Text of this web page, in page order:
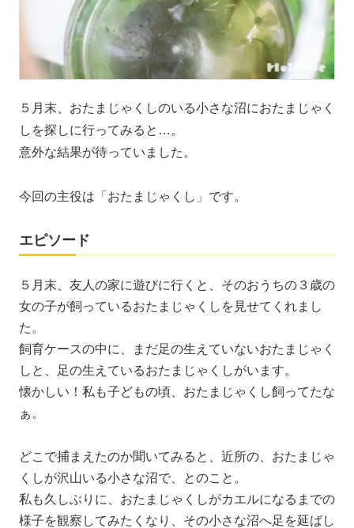
５月末、おたまじゃくしのいる小さな沼におたまじゃく
しを探しに行ってみると…。
意外な結果が待っていました。
今回の主役は「おたまじゃくし」です。
エピソード
５月末、友人の家に遊びに行くと、そのおうちの３歳の
女の子が飼っているおたまじゃくしを見せてくれまし
た。
飼育ケースの中に、まだ足の生えていないおたまじゃく
しと、足の生えているおたまじゃくしがいます。
懐かしい！私も子どもの頃、おたまじゃくし飼ってたな
ぁ。
どこで捕まえたのか聞いてみると、近所の、おたまじゃ
くしが沢山いる小さな沼で、とのこと。
私も久しぶりに、おたまじゃくしがカエルになるまでの
様子を観察してみたくなり、その小さな沼へ足を延ばし